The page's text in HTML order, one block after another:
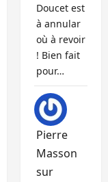
Doucet est
à annular
où à revoir
! Bien fait
pour…
Pierre
Masson
sur